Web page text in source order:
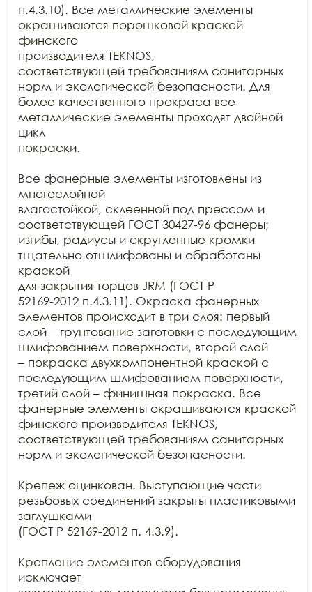
п.4.3.10). Все металлические элементы
окрашиваются порошковой краской
финского
производителя TEKNOS,
соответствующей требованиям санитарных
норм и экологической безопасности. Для
более качественного прокраса все
металлические элементы проходят двойной
цикл
покраски.
Все фанерные элементы изготовлены из
многослойной
влагостойкой, склеенной под прессом и
соответствующей ГОСТ 30427-96 фанеры;
изгибы, радиусы и скругленные кромки
тщательно отшлифованы и обработаны
краской
для закрытия торцов JRM (ГОСТ Р
52169-2012 п.4.3.11). Окраска фанерных
элементов происходит в три слоя: первый
слой – грунтование заготовки с последующим
шлифованием поверхности, второй слой
– покраска двухкомпонентной краской с
последующим шлифованием поверхности,
третий слой – финишная покраска. Все
фанерные элементы окрашиваются краской
финского производителя TEKNOS,
соответствующей требованиям санитарных
норм и экологической безопасности.
Крепеж оцинкован. Выступающие части
резьбовых соединений закрыты пластиковыми
заглушками
(ГОСТ Р 52169-2012 п. 4.3.9).
Крепление элементов оборудования
исключает